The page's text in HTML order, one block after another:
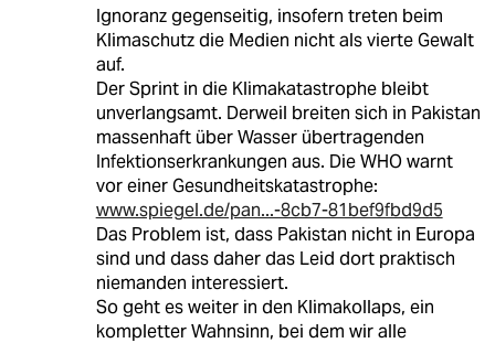
Ignoranz gegenseitig, insofern treten beim
Klimaschutz die Medien nicht als vierte Gewalt
auf.
Der Sprint in die Klimakatastrophe bleibt
unverlangsamt. Derweil breiten sich in Pakistan
massenhaft über Wasser übertragenden
Infektionserkrankungen aus. Die WHO warnt
vor einer Gesundheitskatastrophe:
www.spiegel.de/pan...-8cb7-81bef9fbd9d5
Das Problem ist, dass Pakistan nicht in Europa
sind und dass daher das Leid dort praktisch
niemanden interessiert.
So geht es weiter in den Klimakollaps, ein
kompletter Wahnsinn, bei dem wir alle